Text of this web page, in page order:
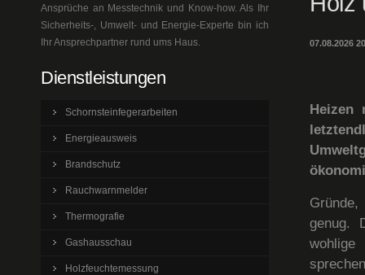
07.08.2026
Heizen
genug.
Ansprüche an Messtechnik und Know-how. Als Ihr
Sicherheits-, Umwelt- und Energie-Experte bin ich
Ihr Ansprechpartner rund ums Haus.
Dienstleistungen
Schornsteinfegerarbeiten
Energieausweis
Brandschutz
Rauchwarnmelder
Thermografie
Gashausschau
Holzfeuchtemessung